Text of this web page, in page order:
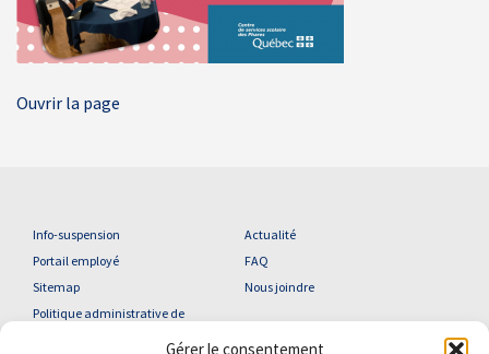
Gérer le consentement
Ouvrir la page
Info-suspension
Actualité
Portail employé
FAQ
Sitemap
Nous joindre
Politique administrative de